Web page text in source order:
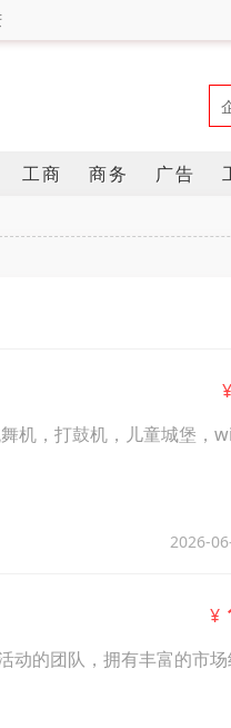
工商 商务 广告
¥
机，打鼓机，儿童城堡，
2026-
¥
的团队，拥有丰富的市